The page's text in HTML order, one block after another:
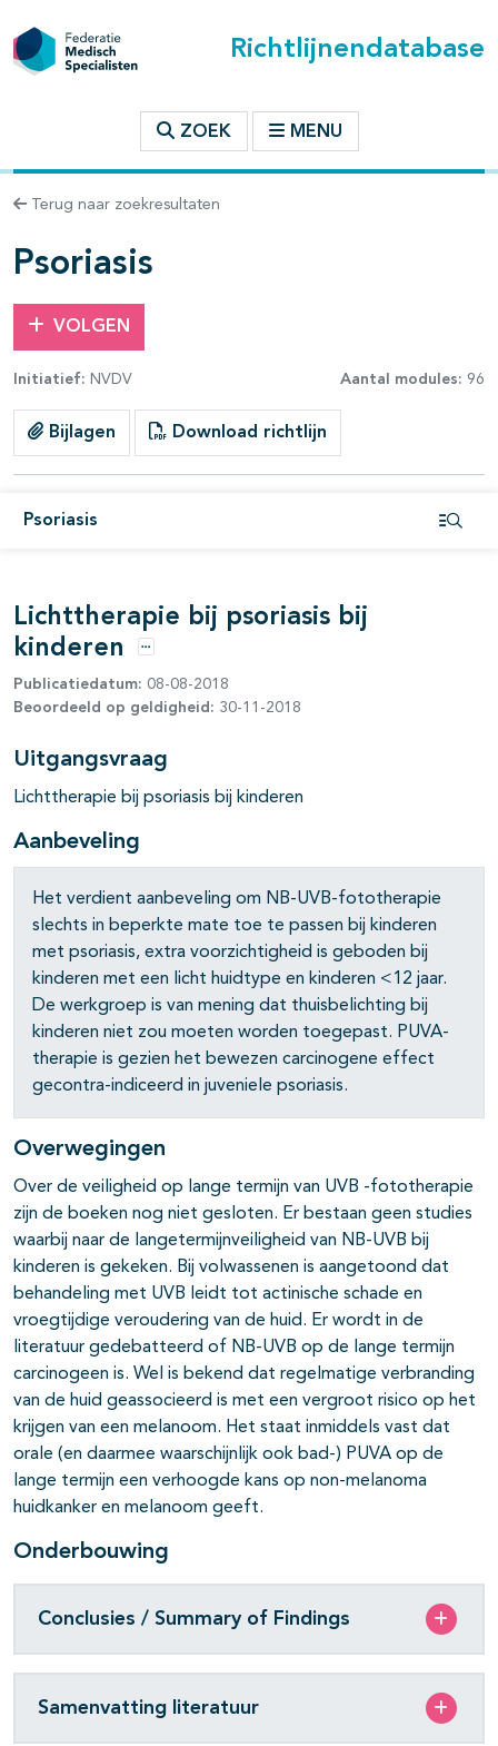
Richtlijnendatabase
ZOEK MENU
Terug naar zoekresultaten
Psoriasis
VOLGEN
Initiatief: NVDV Aantal modules: 96
Bijlagen Download richtlijn
Psoriasis
binnen deze richtlijn
open- en dichtklappen
open- en dichtklappen
open- en dichtklappen
open- en dichtklappen
open- en dichtklappen
open- en dichtklappen
Lichttherapie bij psoriasis bij
kinderen
Opties
Publicatiedatum: 08-08-2018
Beoordeeld op geldigheid: 30-11-2018
Uitgangsvraag
Lichttherapie bij psoriasis bij kinderen
Aanbeveling
Het verdient aanbeveling om NB-UVB-fototherapie
slechts in beperkte mate toe te passen bij kinderen
met psoriasis, extra voorzichtigheid is geboden bij
kinderen met een licht huidtype en kinderen <12 jaar.
De werkgroep is van mening dat thuisbelichting bij
kinderen niet zou moeten worden toegepast. PUVA-
therapie is gezien het bewezen carcinogene effect
gecontra-indiceerd in juveniele psoriasis.
Overwegingen
Over de veiligheid op lange termijn van UVB -fototherapie
zijn de boeken nog niet gesloten. Er bestaan geen studies
waarbij naar de langetermijnveiligheid van NB-UVB bij
kinderen is gekeken. Bij volwassenen is aangetoond dat
behandeling met UVB leidt tot actinische schade en
vroegtijdige veroudering van de huid. Er wordt in de
literatuur gedebatteerd of NB-UVB op de lange termijn
carcinogeen is. Wel is bekend dat regelmatige verbranding
van de huid geassocieerd is met een vergroot risico op het
krijgen van een melanoom. Het staat inmiddels vast dat
orale (en daarmee waarschijnlijk ook bad-) PUVA op de
lange termijn een verhoogde kans op non-melanoma
huidkanker en melanoom geeft.
Onderbouwing
Conclusies / Summary of Findings
Samenvatting literatuur